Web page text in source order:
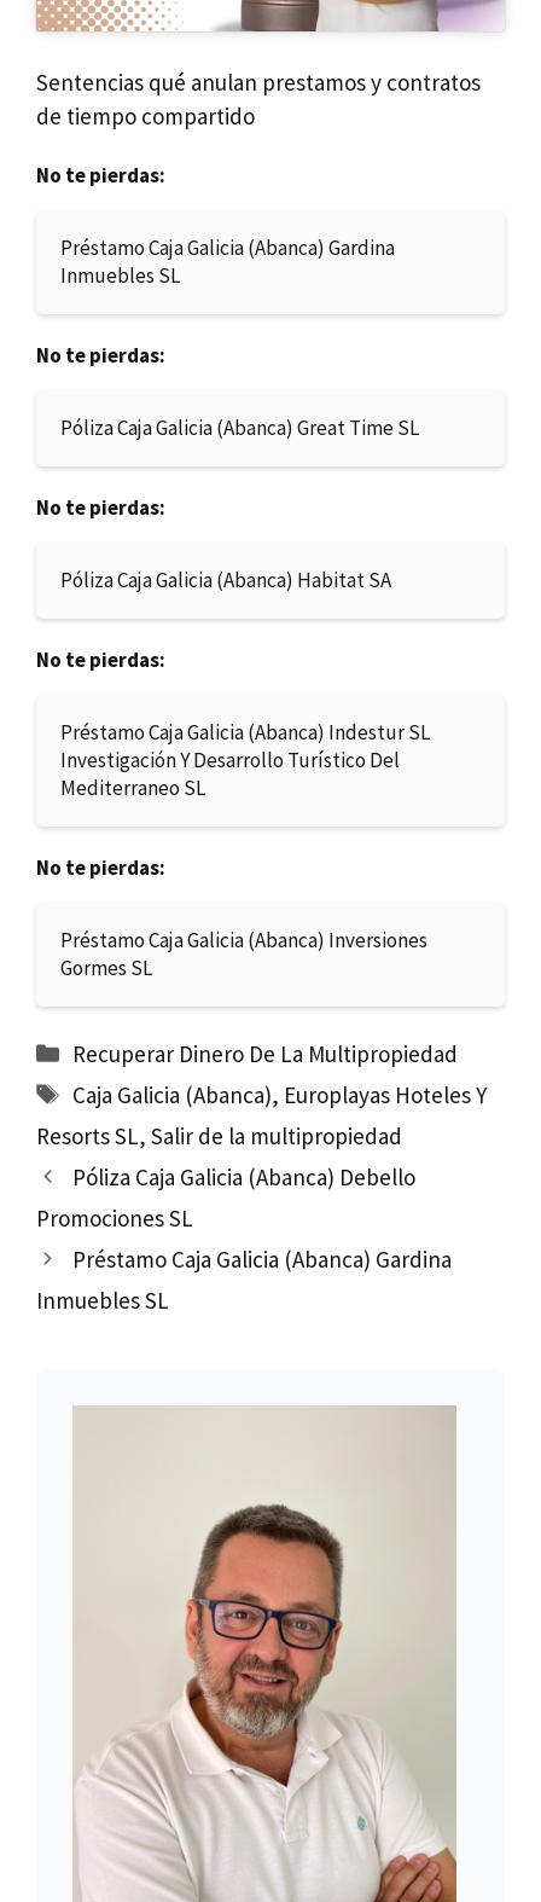
Sentencias qué anulan prestamos y contratos
de tiempo compartido
No te pierdas:
Préstamo Caja Galicia (Abanca) Gardina
Inmuebles SL
No te pierdas:
Póliza Caja Galicia (Abanca) Great Time SL
No te pierdas:
Póliza Caja Galicia (Abanca) Habitat SA
No te pierdas:
Préstamo Caja Galicia (Abanca) Indestur SL
Investigación Y Desarrollo Turístico Del
Mediterraneo SL
No te pierdas:
Préstamo Caja Galicia (Abanca) Inversiones
Gormes SL
Categorías
Recuperar Dinero De La Multipropiedad
Etiquetas
Caja Galicia (Abanca), Europlayas Hoteles Y
Resorts SL, Salir de la multipropiedad
Póliza Caja Galicia (Abanca) Debello
Promociones SL
Préstamo Caja Galicia (Abanca) Gardina
Inmuebles SL